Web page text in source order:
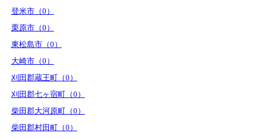
登米市（0）
栗原市（0）
東松島市（0）
大崎市（0）
刈田郡蔵王町（0）
刈田郡七ヶ宿町（0）
柴田郡大河原町（0）
柴田郡村田町（0）